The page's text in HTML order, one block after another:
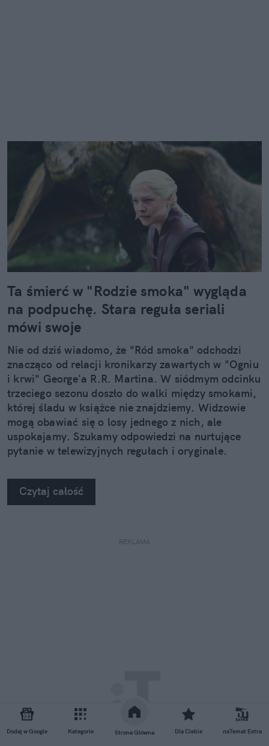
Dodaj w Google Kategorie Strona Główna Dla Ciebie naTemat Extra
Ta śmierć w "Rodzie smoka" wygląda
na podpuchę. Stara reguła seriali
mówi swoje
Nie od dziś wiadomo, że "Ród smoka" odchodzi
znacząco od relacji kronikarzy zawartych w "Ogniu
i krwi" George'a R.R. Martina. W siódmym odcinku
trzeciego sezonu doszło do walki między smokami,
której śladu w książce nie znajdziemy. Widzowie
mogą obawiać się o losy jednego z nich, ale
uspokajamy. Szukamy odpowiedzi na nurtujące
pytanie w telewizyjnych regułach i oryginale.
Czytaj całość
REKLAMA